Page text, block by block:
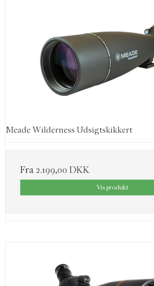
Meade Wilderness Udsigtskikkert
Fra2.199,00 DKK
Vis produkt